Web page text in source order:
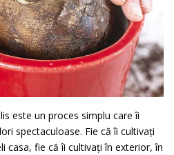
este un proces simplu care îi
spectaculoase. Fie că îi cultivați
casa, fie că îi cultivați în exterior, în